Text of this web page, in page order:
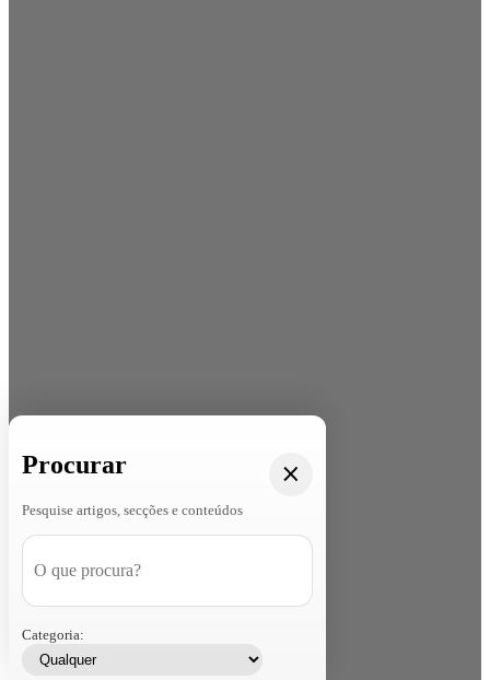
Procurar
Pesquise artigos, secções e conteúdos
Categoria: